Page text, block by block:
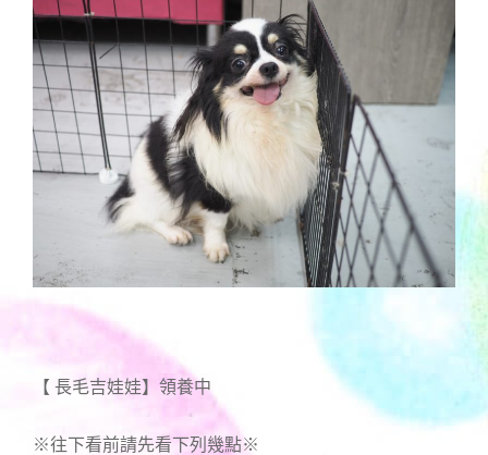
【 長毛吉娃娃】領養中
※往下看前請先看下列幾點※